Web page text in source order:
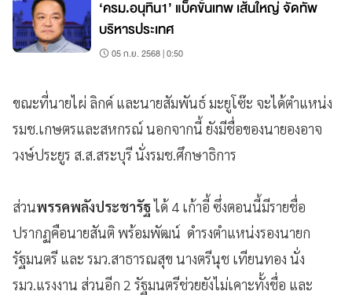
‘ครม.อนุทิน1’ แบ็คขั้นเทพ เส้นใหญ่ จัดทัพ
บริหารประเทศ
05 ก.ย. 2568 | 0:50
ขณะที่นายไผ่ ลิกค์ และนายสัมพันธ์ มะยูโซ๊ะ จะได้ตำแหน่ง
รมช.เกษตรและสหกรณ์ นอกจากนี้ ยังมีชื่อของนายองอาจ
วงษ์ประยูร​ ส.ส.สระบุรี​ นั่งรมช.ศึกษาธิการ
ส่วนพรรคพลังประชารัฐ​ ได้​ 4 เก้าอี้​ ซึ่งตอนนี้มีรายชื่อ
ปรากฏคือนายสันติ​ พร้อมพัฒน์ ดำรงตำแหน่งรองนายก
รัฐมนตรี และ รมว.สาธารณสุข​ นางตรีนุช เทียนทอง นั่ง
รมว.แรงงาน ส่วนอีก 2 รัฐมนตรีช่วยยังไม่เคาะทั้งชื่อ และ